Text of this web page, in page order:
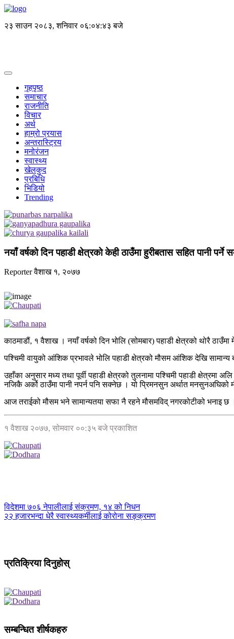
२३ साउन २०८३, शनिवार ०६:०४:४४ बजे
गृहपृष्ठ
समाचार
राजनीति
विचार
अर्थ
हाम्रो प्रयास
अन्तरास्ट्रिय
मनोरंजन
स्वास्थ्य
खेलकुद
प्रबिधि
भिडियो
Trending
नयाँ वर्षको दिन पहाडी क्षेत्रको केही ठाउँमा हुरीबतास सहित पानी पर्ने
Reporterवैशाख १, २०७७
काठमाडौं, १ वैशाख । नयाँ वर्षको दिन भोलि (सोमबार) पहाडी क्षेत्रको थोरै
पश्चिमी वायुको आंशिक प्रभावले भोलि पहाडी क्षेत्रको मौसम आंशिक देखि सामान्य
उहाँका अनुसार मध्य तथा पूर्वी पहाडी क्षेत्रको तुलनामा पश्चिमी पहाडी क्षेत्रमा
नजिकै अर्को ठाउँमा पानी नपर्न पनि सक्नेछ । यो प्रिमनसुन अर्थात मनसुनअघिको
आज तराईको मौसम भने सामान्यतया सफा नै रहने मौसमविद् नगरकोटीको भनाइ छ ।
१ वैशाख २०७७, सोमवार ००:३५ बजे प्रकाशित
विदेशमा ७०६ नेपालीलाई संक्रमण, १४ को निधन
२२ हजारभन्दा धेरै स्वास्थ्यकर्मीलाई कोरोना सङ्क्रमण
प्रतिक्रिया दिनुहोस्
सम्बन्धित शीर्षकहरु